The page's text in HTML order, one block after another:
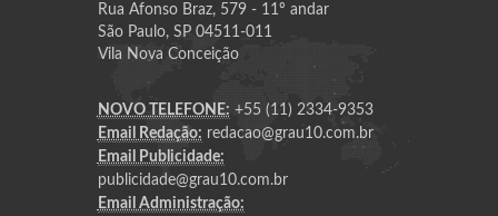
Rua Afonso Braz, 579 - 11º andar
São Paulo, SP 04511-011
Vila Nova Conceição
NOVO TELEFONE: +55 (11) 2334-9353
Email Redação: redacao@grau10.com.br
Email Publicidade:
publicidade@grau10.com.br
Email Administração: